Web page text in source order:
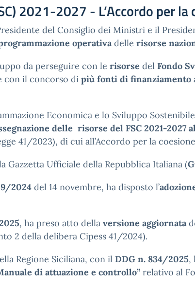
2021-2027 - L’Accordo per
del Consiglio dei Ministri e il
operativadelle risorse
da perseguire con le risorse del Fondo
con il concorso di più fonti di finanziamento
Economica e lo Sviluppo
delle risorse del FSC 2021-2027
41/2023), di cui all’Accordo per la
Gazzetta Ufficiale della Repubblica Italiana (
2024 del 14 novembre, ha disposto l’
, ha preso atto della versione aggiornata
2 della delibera Cipess 41/2024).
Regione Siciliana, con il DDG n. 834/2025,
di attuazione e controllo” relativo al